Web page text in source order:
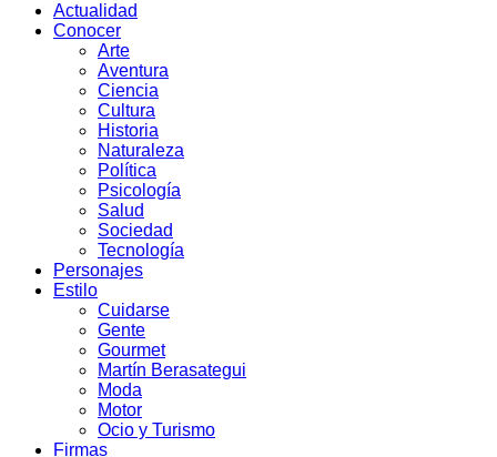
Actualidad
Conocer
Arte
Aventura
Ciencia
Cultura
Historia
Naturaleza
Política
Psicología
Salud
Sociedad
Tecnología
Personajes
Estilo
Cuidarse
Gente
Gourmet
Martín Berasategui
Moda
Motor
Ocio y Turismo
Firmas